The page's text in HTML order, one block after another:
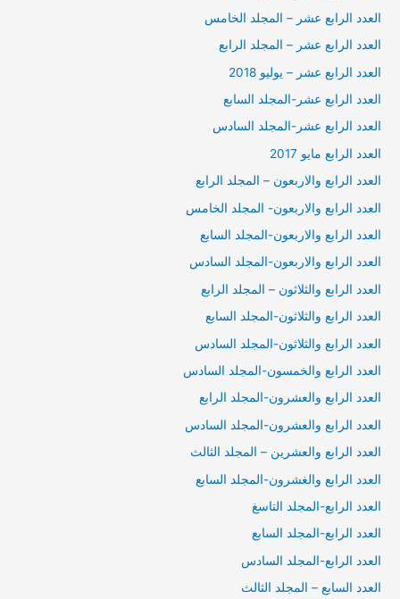
العدد الرابع عشر – المجلد الخامس
العدد الرابع عشر – المجلد الرابع
العدد الرابع عشر – يوليو 2018
العدد الرابع عشر-المجلد السابع
العدد الرابع عشر-المجلد السادس
العدد الرابع مايو 2017
العدد الرابع والاربعون – المجلد الرابع
العدد الرابع والاربعون- المجلد الخامس
العدد الرابع والاربعون-المجلد السابع
العدد الرابع والاربعون-المجلد السادس
العدد الرابع والثلاثون – المجلد الرابع
العدد الرابع والثلاثون-المجلد السابع
العدد الرابع والثلاثون-المجلد السادس
العدد الرابع والخمسون-المجلد السادس
العدد الرابع والعشرون-المجلد الرابع
العدد الرابع والعشرون-المجلد السادس
العدد الرابع والعشرين – المجلد الثالث
العدد الرابع والغشرون-المجلد السابع
العدد الرابع-المجلد التاسغ
العدد الرابع-المجلد السابع
العدد الرابع-المجلد السادس
العدد السابع – المجلد الثالث